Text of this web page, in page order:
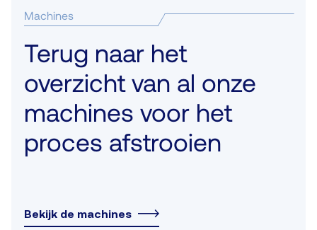
Machines
Terug naar het
overzicht van al onze
machines voor het
proces afstrooien
Bekijk de machines